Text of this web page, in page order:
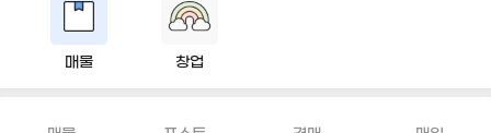
매물 창업